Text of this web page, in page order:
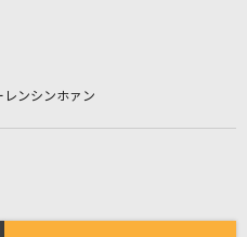
れき
レンシンホァン